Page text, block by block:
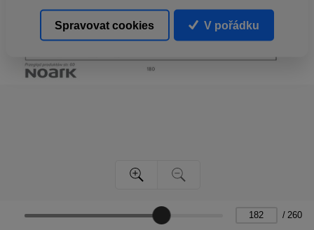
/ 260
Spravovat cookies V pořádku